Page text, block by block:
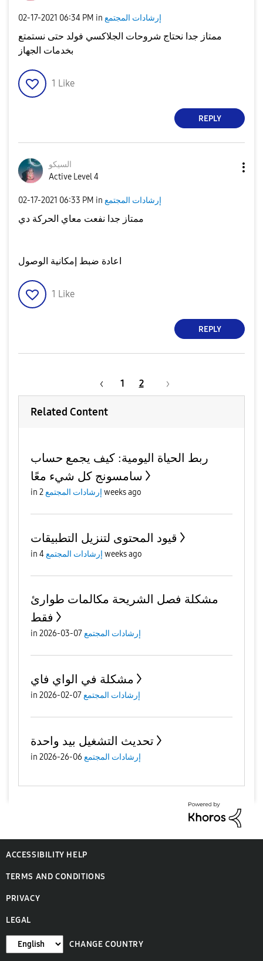
‎02-17-2021 06:34 PM in إرشادات المجتمع
ممتاز جدا نحتاج شروحات الجلاكسي فولد حتى نستمتع
بخدمات الجهاز
1 Like
REPLY
السيكو
Active Level 4
‎02-17-2021 06:33 PM in إرشادات المجتمع
ممتاز جدا نفعت معاي الحركة دي
اعادة ضبط إمكانية الوصول
1 Like
REPLY
1 2
Related Content
ربط الحياة اليومية: كيف يجمع حساب
سامسونج كل شيء معًا
in إرشادات المجتمع 2 weeks ago
قيود المحتوى لتنزيل التطبيقات
in إرشادات المجتمع 4 weeks ago
مشكلة فصل الشريحة مكالمات طوارئ
فقط
in إرشادات المجتمع07-03-2026
مشكلة في الواي فاي
in إرشادات المجتمع07-02-2026
تحديث التشغيل بيد واحدة
in إرشادات المجتمع 06-26-2026
ACCESSIBILITY HELP
TERMS AND CONDITIONS
PRIVACY
LEGAL
CHANGE COUNTRY